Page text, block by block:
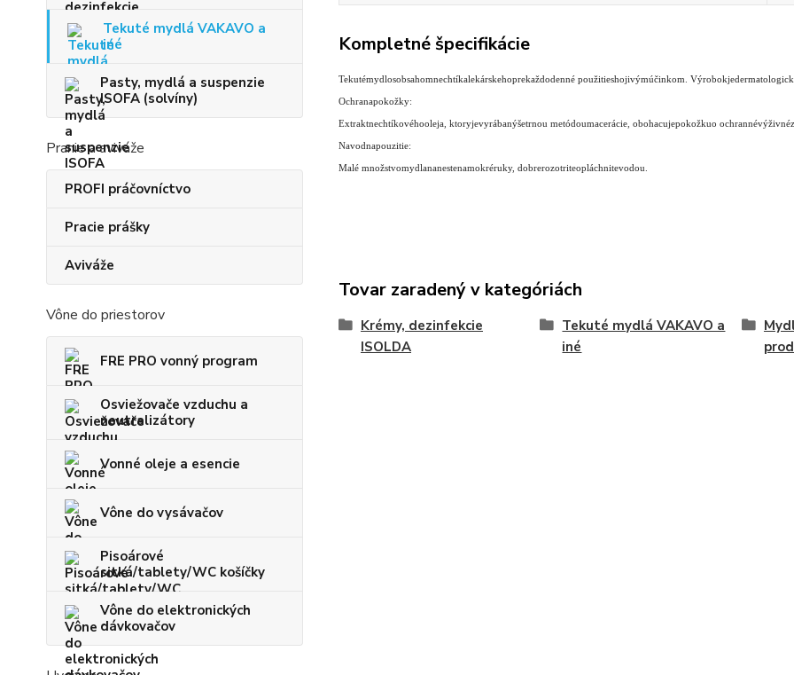
Tekuté mydlá VAKAVO a
iné
Pasty, mydlá a suspenzie
ISOFA (solvíny)
Pranie a aviváže
PROFI práčovníctvo
Pracie prášky
Aviváže
Vône do priestorov
FRE PRO vonný program
Osviežovače vzduchu a
neutralizátory
Vonné oleje a esencie
Vône do vysávačov
Pisoárové
sitká/tablety/WC košíčky
Vône do elektronických
dávkovačov
Kompletné špecifikácie
Tekutémydlosobsahomnechtíkalekárskehoprekaždodenné použitieshojivýmúčinkom Výrobokje
Ochranapokožky:
Extraktnechtíkovéhooleja, ktoryjevyrábanýšetrnou metódoumacerácie, obohacujepokožkuo ochrannévýživné
Navodnapouzitie:
Malé množstvomydlananestenamokréruky, dobrerozotriteopláchnitevodou
Tovar zaradený v kategóriách
Krémy, dezinfekcie
ISOLDA
Tekuté mydlá VAKAVO a
iné